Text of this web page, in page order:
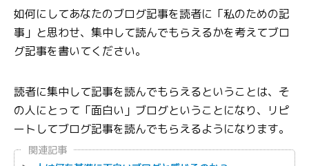
如何にしてあなたのブログ記事を読者に「私のための記
事」と思わせ、集中して読んでもらえるかを考えてブロ
グ記事を書いてください。
読者に集中して記事を読んでもらえるということは、そ
の人にとって「面白い」ブログということになり、リピ
ートしてブログ記事を読んでもらえるようになります。
関連記事